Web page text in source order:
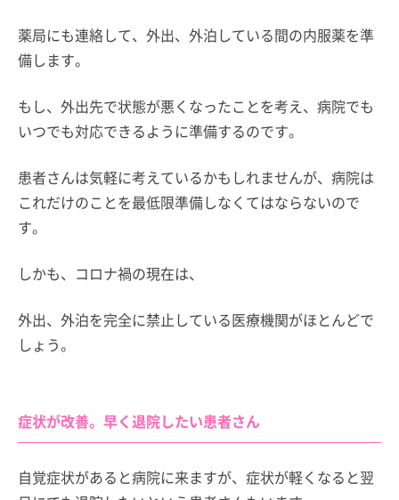
薬局にも連絡して、外出、外泊している間の内服薬を準
備します。
もし、外出先で状態が悪くなったことを考え、病院でも
いつでも対応できるように準備するのです。
患者さんは気軽に考えているかもしれませんが、病院は
これだけのことを最低限準備しなくてはならないので
す。
しかも、コロナ禍の現在は、
外出、外泊を完全に禁止している医療機関がほとんどで
しょう。
症状が改善。早く退院したい患者さん
自覚症状があると病院に来ますが、症状が軽くなると翌